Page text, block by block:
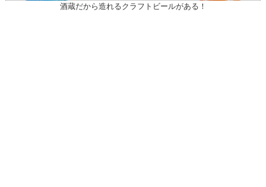
酒蔵だから造れるクラフトビールがある！